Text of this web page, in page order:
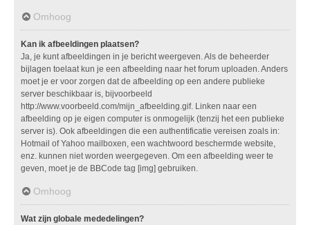
Omhoog
Kan ik afbeeldingen plaatsen?
Ja, je kunt afbeeldingen in je bericht weergeven. Als de beheerder
bijlagen toelaat kun je een afbeelding naar het forum uploaden. Anders
moet je er voor zorgen dat de afbeelding op een andere publieke
server beschikbaar is, bijvoorbeeld
http://www.voorbeeld.com/mijn_afbeelding.gif. Linken naar een
afbeelding op je eigen computer is onmogelijk (tenzij het een publieke
server is). Ook afbeeldingen die een authentificatie vereisen zoals in:
Hotmail of Yahoo mailboxen, een wachtwoord beschermde website,
enz. kunnen niet worden weergegeven. Om een afbeelding weer te
geven, moet je de BBCode tag [img] gebruiken.
Omhoog
Wat zijn globale mededelingen?